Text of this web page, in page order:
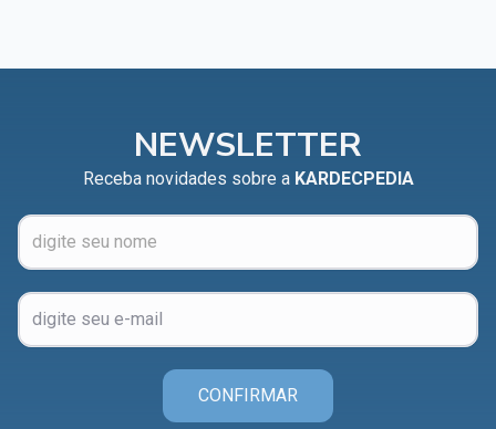
NEWSLETTER
Receba novidades sobre a KARDECPEDIA
CONFIRMAR